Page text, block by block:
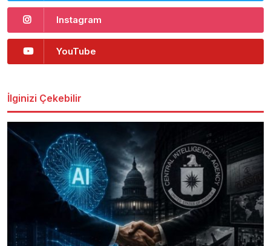
Instagram
YouTube
İlginizi Çekebilir